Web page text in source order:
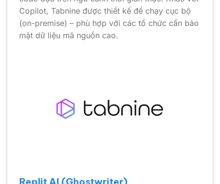
Copilot, Tabnine được thiết kế để chạy cục bộ
(on-premise) – phù hợp với các tổ chức cần bảo
mật dữ liệu mã nguồn cao.
Replit AI (Ghostwriter)